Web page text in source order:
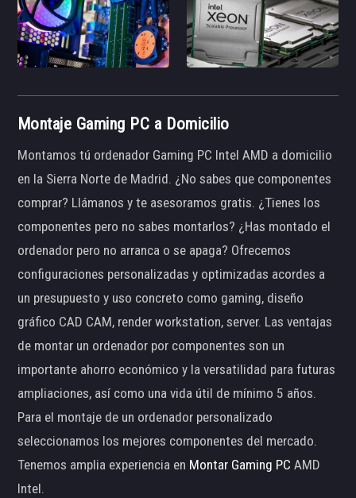
Montaje Gaming PC a Domicilio
Montamos tú ordenador Gaming PC Intel AMD a domicilio
en la Sierra Norte de Madrid. ¿No sabes que componentes
comprar? Llámanos y te asesoramos gratis. ¿Tienes los
componentes pero no sabes montarlos? ¿Has montado el
ordenador pero no arranca o se apaga? Ofrecemos
configuraciones personalizadas y optimizadas acordes a
un presupuesto y uso concreto como gaming, diseño
gráfico CAD CAM, render workstation, server. Las ventajas
de montar un ordenador por componentes son un
importante ahorro económico y la versatilidad para futuras
ampliaciones, así como una vida útil de mínimo 5 años.
Para el montaje de un ordenador personalizado
seleccionamos los mejores componentes del mercado.
Tenemos amplia experiencia en Montar Gaming PC AMD
Intel.